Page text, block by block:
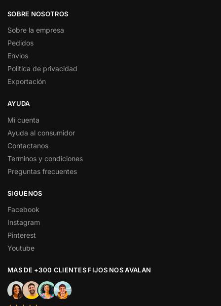
SOBRE NOSOTROS
Sobre la empresa
Pedidos
Envios
Politica de privacidad
Exportación
AYUDA
Mi cuenta
Ayuda al consumidor
Contactanos
Terminos y condiciones
Preguntas frecuentes
SIGUENOS
Facebook
Instagram
Pinterest
Youtube
MAS DE +300 CLIENTES FIJOS NOS AVALAN